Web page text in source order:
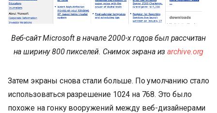
Веб-сайт Microsoft в начале 2000-х годов был рассчитан
на ширину 800 пикселей. Снимок экрана изarchive.org
Затем экраны снова стали больше. По умолчанию стало
использоваться разрешение 1024 на 768. Это было
похоже на гонку вооружений между веб-дизайнерами